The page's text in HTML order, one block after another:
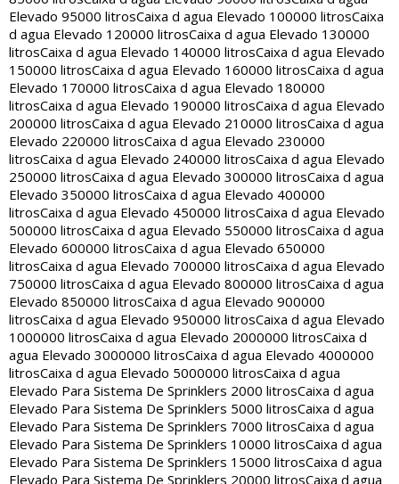
Elevado 95000 litrosCaixa d agua Elevado 100000 litrosCaixa
d agua Elevado 120000 litrosCaixa d agua Elevado 130000
litrosCaixa d agua Elevado 140000 litrosCaixa d agua Elevado
150000 litrosCaixa d agua Elevado 160000 litrosCaixa d agua
Elevado 170000 litrosCaixa d agua Elevado 180000
litrosCaixa d agua Elevado 190000 litrosCaixa d agua Elevado
200000 litrosCaixa d agua Elevado 210000 litrosCaixa d agua
Elevado 220000 litrosCaixa d agua Elevado 230000
litrosCaixa d agua Elevado 240000 litrosCaixa d agua Elevado
250000 litrosCaixa d agua Elevado 300000 litrosCaixa d agua
Elevado 350000 litrosCaixa d agua Elevado 400000
litrosCaixa d agua Elevado 450000 litrosCaixa d agua Elevado
500000 litrosCaixa d agua Elevado 550000 litrosCaixa d agua
Elevado 600000 litrosCaixa d agua Elevado 650000
litrosCaixa d agua Elevado 700000 litrosCaixa d agua Elevado
750000 litrosCaixa d agua Elevado 800000 litrosCaixa d agua
Elevado 850000 litrosCaixa d agua Elevado 900000
litrosCaixa d agua Elevado 950000 litrosCaixa d agua Elevado
1000000 litrosCaixa d agua Elevado 2000000 litrosCaixa d
agua Elevado 3000000 litrosCaixa d agua Elevado 4000000
litrosCaixa d agua Elevado 5000000 litrosCaixa d agua
Elevado Para Sistema De Sprinklers 2000 litrosCaixa d agua
Elevado Para Sistema De Sprinklers 5000 litrosCaixa d agua
Elevado Para Sistema De Sprinklers 7000 litrosCaixa d agua
Elevado Para Sistema De Sprinklers 10000 litrosCaixa d agua
Elevado Para Sistema De Sprinklers 15000 litrosCaixa d agua
Elevado Para Sistema De Sprinklers 20000 litrosCaixa d agua